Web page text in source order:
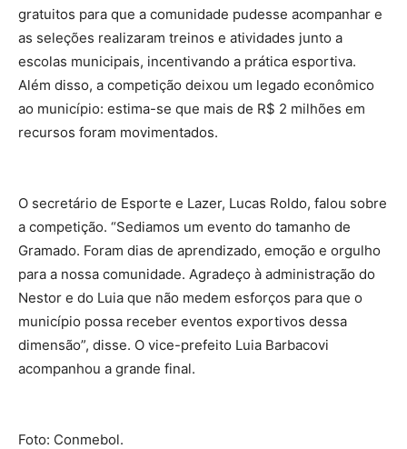
gratuitos para que a comunidade pudesse acompanhar e
as seleções realizaram treinos e atividades junto a
escolas municipais, incentivando a prática esportiva.
Além disso, a competição deixou um legado econômico
ao município: estima-se que mais de R$ 2 milhões em
recursos foram movimentados.
O secretário de Esporte e Lazer, Lucas Roldo, falou sobre
a competição. “Sediamos um evento do tamanho de
Gramado. Foram dias de aprendizado, emoção e orgulho
para a nossa comunidade. Agradeço à administração do
Nestor e do Luia que não medem esforços para que o
município possa receber eventos exportivos dessa
dimensão”, disse. O vice-prefeito Luia Barbacovi
acompanhou a grande final.
Foto: Conmebol.